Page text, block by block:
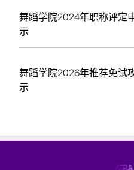
舞蹈学院2024年职称评定
示
舞蹈学院2026年推荐免试
示